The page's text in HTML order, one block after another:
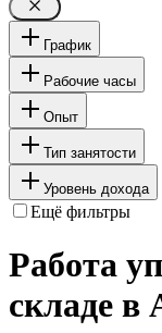
График
Рабочие часы
Опыт
Тип занятости
Уровень дохода
Ещё фильтры
Работа
складе в